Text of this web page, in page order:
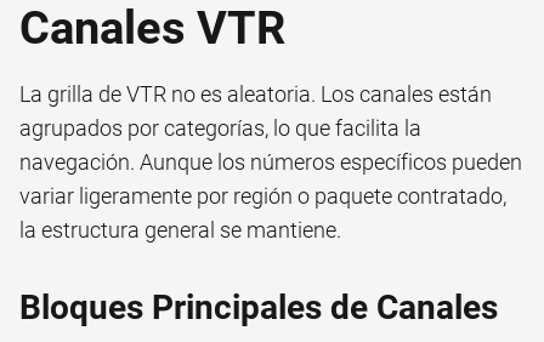
Canales VTR
La grilla de VTR no es aleatoria. Los canales están
agrupados por categorías, lo que facilita la
navegación. Aunque los números específicos pueden
variar ligeramente por región o paquete contratado,
la estructura general se mantiene.
Bloques Principales de Canales